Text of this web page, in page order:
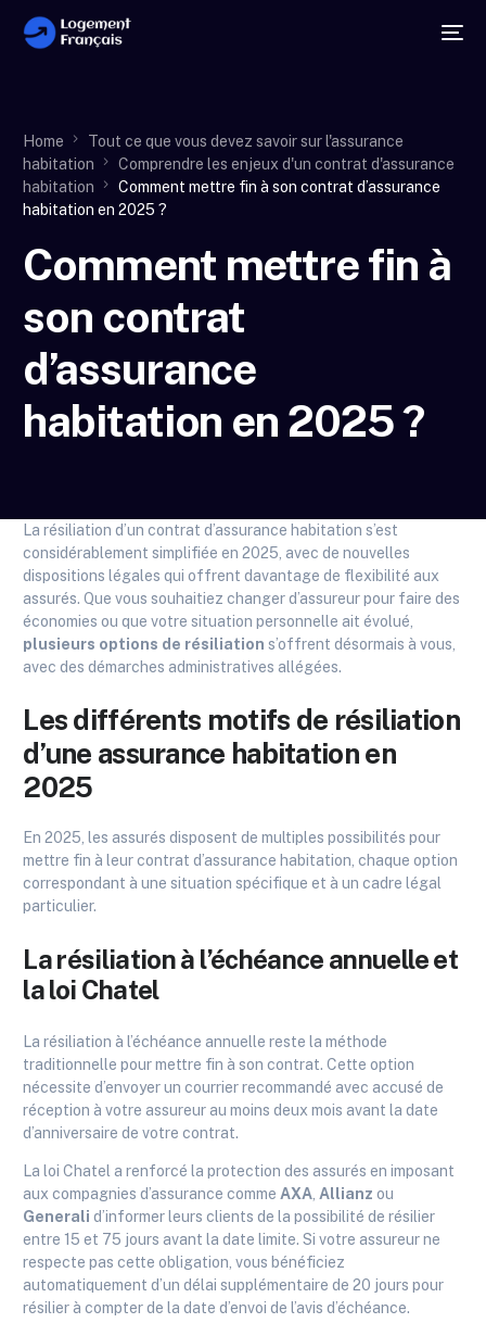
Home
Tout ce que vous devez savoir sur l'assurance
habitation
Comprendre les enjeux d'un contrat d'assurance
habitation
Comment mettre fin à son contrat d’assurance
habitation en 2025 ?
Comment mettre fin à
son contrat
d’assurance
habitation en 2025 ?
La résiliation d’un contrat d’assurance habitation s’est
considérablement simplifiée en 2025, avec de nouvelles
dispositions légales qui offrent davantage de flexibilité aux
assurés. Que vous souhaitiez changer d’assureur pour faire des
économies ou que votre situation personnelle ait évolué,
plusieurs options de résiliation s’offrent désormais à vous,
avec des démarches administratives allégées.
Les différents motifs de résiliation
d’une assurance habitation en
2025
En 2025, les assurés disposent de multiples possibilités pour
mettre fin à leur contrat d’assurance habitation, chaque option
correspondant à une situation spécifique et à un cadre légal
particulier.
La résiliation à l’échéance annuelle et
la loi Chatel
La résiliation à l’échéance annuelle reste la méthode
traditionnelle pour mettre fin à son contrat. Cette option
nécessite d’envoyer un courrier recommandé avec accusé de
réception à votre assureur au moins deux mois avant la date
d’anniversaire de votre contrat.
La loi Chatel a renforcé la protection des assurés en imposant
aux compagnies d’assurance comme AXA Allianz ou
Generali d’informer leurs clients de la possibilité de résilier
entre 15 et 75 jours avant la date limite. Si votre assureur ne
respecte pas cette obligation, vous bénéficiez
automatiquement d’un délai supplémentaire de 20 jours pour
résilier à compter de la date d’envoi de l’avis d’échéance.